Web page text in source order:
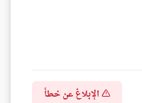
الإبلاغ عن خطأ